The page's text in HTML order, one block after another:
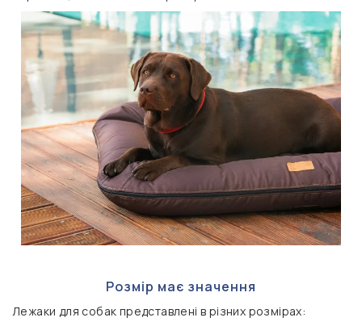
Розмір має значення
Лежаки для собак представлені в різних розмірах: